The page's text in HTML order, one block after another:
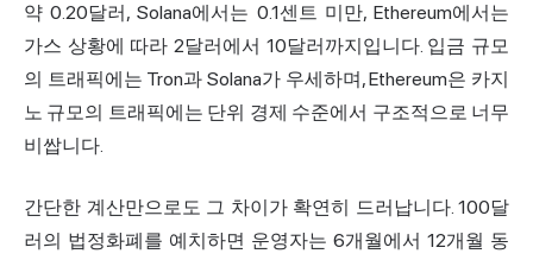
약 0.20달러, Solana에서는 0.1센트 미만, Ethereum에서는
가스 상황에 따라 2달러에서 10달러까지입니다. 입금 규모
의 트래픽에는 Tron과 Solana가 우세하며, Ethereum은 카지
노 규모의 트래픽에는 단위 경제 수준에서 구조적으로 너무
비쌉니다.
간단한 계산만으로도 그 차이가 확연히 드러납니다. 100달
러의 법정화폐를 예치하면 운영자는 6개월에서 12개월 동